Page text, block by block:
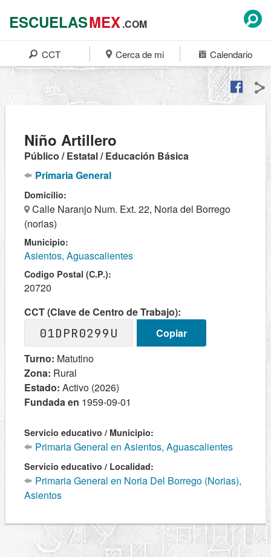
ESCUELASMEX.COM
CCT Cerca de mi Calendario
Niño Artillero
Público / Estatal / Educación Básica
Primaria General
Domicilio:
Calle Naranjo Num. Ext. 22, Noria del Borrego
(norias)
Municipio:
Asientos, Aguascalientes
Codigo Postal (C.P.):
20720
CCT (Clave de Centro de Trabajo):
01DPR0299U
Copiar
Turno: Matutino
Zona: Rural
Estado: Activo (2026)
Fundada en 1959-09-01
Servicio educativo / Municipio:
Primaria General en Asientos, Aguascalientes
Servicio educativo / Localidad:
Primaria General en Noria Del Borrego (Norias),
Asientos